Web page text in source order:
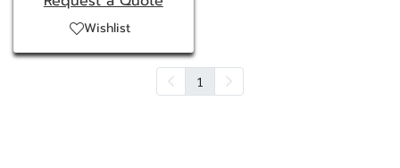
Wishlist
1